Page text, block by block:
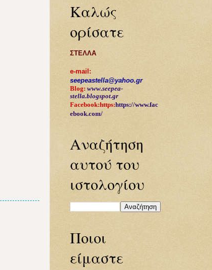
Καλώς
ορίσατε
ΣΤΕΛΛΑ
e-mail:
seepeastella@yahoo.gr
Blog: www.seepea-
stella.blogspot.gr
Facebook:https:https://www.fac
ebook.com/
Αναζήτηση
αυτού του
ιστολογίου
Ποιοι
είμαστε